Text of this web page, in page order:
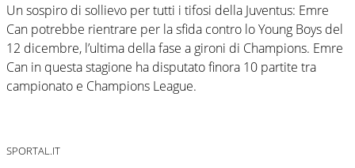
Un sospiro di sollievo per tutti i tifosi della Juventus: Emre
Can potrebbe rientrare per la sfida contro lo Young Boys del
12 dicembre, l’ultima della fase a gironi di Champions. Emre
Can in questa stagione ha disputato finora 10 partite tra
campionato e Champions League.
SPORTAL.IT